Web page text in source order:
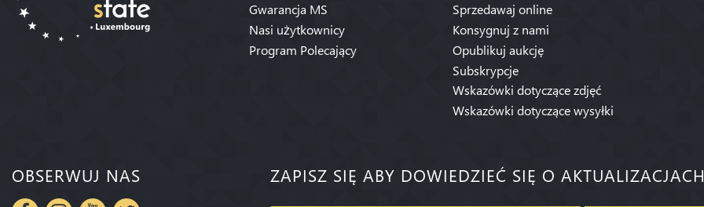
Gwarancja MS
Nasi użytkownicy
Program Polecający
Sprzedawaj online
Konsygnuj z nami
Opublikuj aukcję
Subskrypcje
Wskazówki dotyczące zdjęć
Wskazówki dotyczące wysyłki
OBSERWUJ NAS ZAPISZ SIĘ ABY DOWIEDZIEĆ SIĘ O